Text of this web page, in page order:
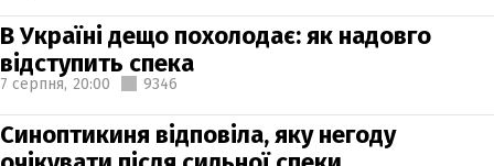
В Україні дещо похолодає: як надовго
відступить спека
7 серпня, 20:00 9346
Синоптикиня відповіла, яку негоду